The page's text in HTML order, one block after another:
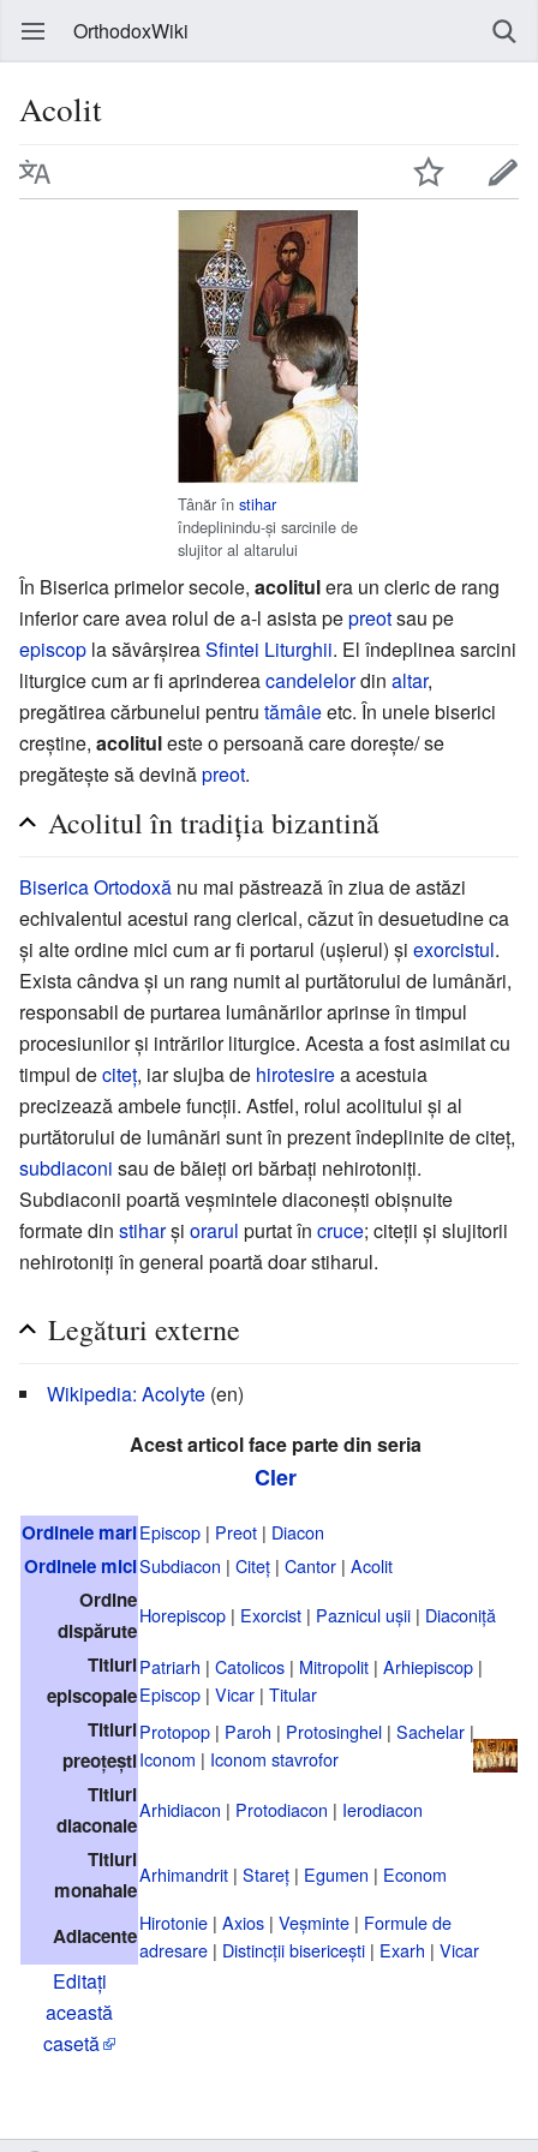
OrthodoxWiki
Acolit
Tânăr în stihar
îndeplinindu-și sarcinile de
slujitor al altarului
În Biserica primelor secole, acolitulera un cleric de rang
inferior care avea rolul de a-l asista pepreotsau pe
episcop la săvârșireaSfintei Liturghii. El îndeplinea sarcini
liturgice cum ar fi aprindereacandelelordin altar,
pregătirea cărbunelui pentru tămâieetc. În unele biserici
creștine, acolituleste o persoană care dorește/ se
pregătește să devinăpreot.
Acolitul în tradiția bizantină
Biserica Ortodoxă nu mai păstrează în ziua de astăzi
echivalentul acestui rang clerical, căzut în desuetudine ca
și alte ordine mici cum ar fi portarul (ușierul) și exorcistul.
Exista cândva și un rang numit al purtătorului de lumânări,
responsabil de purtarea lumânărilor aprinse în timpul
procesiunilor și intrărilor liturgice. Acesta a fost asimilat cu
timpul deciteț, iar slujba de hirotesirea acestuia
precizează ambele funcții. Astfel, rolul acolitului și al
purtătorului de lumânări sunt în prezent îndeplinite de citeț,
subdiaconi sau de băieți ori bărbați nehirotoniți.
Subdiaconii poartă veșmintele diaconești obișnuite
formate din stiharși orarul purtat în cruce; citeții și slujitorii
nehirotoniți în general poartă doar stiharul.
Legături externe
Wikipedia: Acolyte (en)
Acest articol face parte din seria
Cler
Ordinele mariEpiscop | Preot | Diacon
Ordinele miciSubdiacon | Citeț | Cantor | Acolit
Ordine
dispărute
Horepiscop | Exorcist | Paznicul ușii | Diaconiță
Titluri
episcopale
Patriarh | Catolicos | Mitropolit | Arhiepiscop |
Episcop | Vicar | Titular
Titluri
preoțești
Protopop | Paroh | Protosinghel | Sachelar |
Iconom | Iconom stavrofor
Titluri
diaconale
Arhidiacon | Protodiacon | Ierodiacon
Titluri
monahale
Arhimandrit | Stareț | Egumen | Econom
Adiacente
Hirotonie | Axios | Veșminte | Formule de
adresare | Distincții bisericești | Exarh | Vicar
Editați
această
casetă